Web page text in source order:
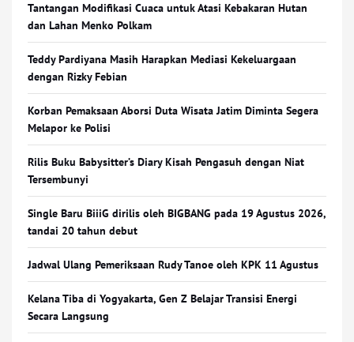
Tantangan Modifikasi Cuaca untuk Atasi Kebakaran Hutan
dan Lahan Menko Polkam
Teddy Pardiyana Masih Harapkan Mediasi Kekeluargaan
dengan Rizky Febian
Korban Pemaksaan Aborsi Duta Wisata Jatim Diminta Segera
Melapor ke Polisi
Rilis Buku Babysitter’s Diary Kisah Pengasuh dengan Niat
Tersembunyi
Single Baru BiiiG dirilis oleh BIGBANG pada 19 Agustus 2026,
tandai 20 tahun debut
Jadwal Ulang Pemeriksaan Rudy Tanoe oleh KPK 11 Agustus
Kelana Tiba di Yogyakarta, Gen Z Belajar Transisi Energi
Secara Langsung